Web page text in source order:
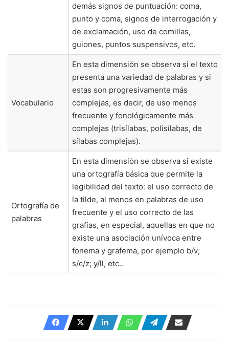
demás signos de puntuación: coma,
punto y coma, signos de interrogación y
de exclamación, uso de comillas,
guiones, puntos suspensivos, etc.
Vocabulario
En esta dimensión se observa si el texto
presenta una variedad de palabras y si
estas son progresivamente más
complejas, es decir, de uso menos
frecuente y fonológicamente más
complejas (trisílabas, polisílabas, de
sílabas complejas).
Ortografía de
palabras
En esta dimensión se observa si existe
una ortografía básica que permite la
legibilidad del texto: el uso correcto de
la tilde, al menos en palabras de uso
frecuente y el uso correcto de las
grafías, en especial, aquellas en que no
existe una asociación unívoca entre
fonema y grafema, por ejemplo b/v;
s/c/z; y/ll, etc..